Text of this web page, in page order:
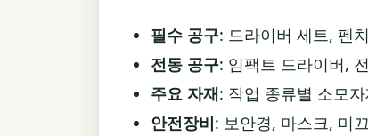
필수 공구: 드라이버 세트, 펜
전동 공구: 임팩트 드라이버,
주요 자재: 작업 종류별 소모
안전장비: 보안경, 마스크, 미